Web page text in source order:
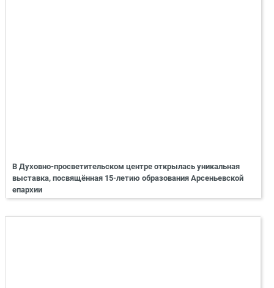
В Духовно-просветительском центре открылась уникальная
выставка, посвящённая 15-летию образования Арсеньевской
епархии